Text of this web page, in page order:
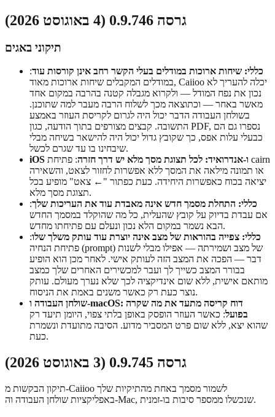
גרסה 0.9.746 (4 באוגוסט 2026)
תיקוני באגים
כללי: שיחות ארוכות במודלים בעלי הקשר רחב אינן קורסות עוד:
במודלים המקבלים שיחות ארוכות מאוד, Caiioo יכלה להעריך לא
נכון את נפח המודל — ולקרוא מגבלה קטנה בהרבה במקום אחד
מאשר באחר — וכתוצאה מכך לשלוח הרבה מעבר למה שתוכנן.
בשולחן העבודה הדבר יכול היה לגרום לקריסת העוזר באמצע
התשובה. קבצים מצורפים בתוך הודעה, כגון PDF, נספרו גם הם
כבעלי עלות אפס, כך שקובץ גדול יכול היה להישאר בשיחה מבלי
שיבחינו בו עד שגרם לכשל.
iOS ו-אנדרואיד: לכל תצוגת מסך מלא יש דרך חזרה: פתיחת cairn
או תמונה מילאה את המסך ללא אפשרות לחזור לצאט, והשאירה
יציאה בכוח כאפשרות היחידה. כעת כפתור "← צאט" מופיע בכל
תצוגת מסך מלא.
כללי: התחלת מסמך חדש אינה מאבדת עוד את העריכות שלך:
אם עבדת בדיוק על קובץ שהעלית, כל מה שהוקלד במסמך החדש
הבא נשמר במקום הלא נכון ונעלם עם פתיחתו מחדש.
כללי: צפייה בהוראות של מצב אינה יוצרת עוד עותק משלך שלו:
פתיחת הנחיה (prompt) של מצב ושמירתה — אפילו מבלי לשנות
דבר — הפכה את המצב הזה לעותק אישי. לאחר מכן הוא הופיע
בבורר המצב כשייך לך ועבר למכשירים האחרים שלך כמצב
מותאם אישית, ללא שום אינדיקציה לכך שלא נערך מעולם. עותק
נוצר כעת רק כאשר משנים באמת את הניסוח.
שולחן העבודה ו-macOS: דוח קריסה מתעד את מה שקרה
בפועל: כאשר העוזר הופסק באופן בלתי צפוי, היומן תיעד רק
שהוא יצא, ללא שום פרט המסביר מדוע. הסיבה מתועדת ונשמרת
כעת.
גרסה 0.9.745 (3 באוגוסט 2026)
תיקון הבקשות מ-Caiioo לשמור מסמך באחת מהתיקיות שלך
באפליקציות שולחן העבודה וה-Mac, שנכשלו ממספר סיבות בו-זמנית.